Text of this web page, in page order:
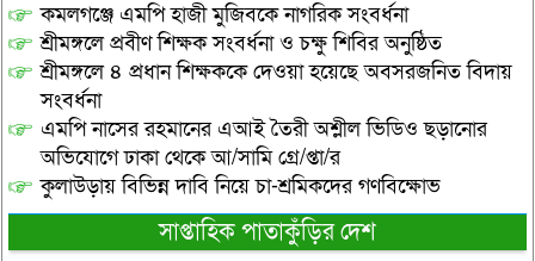
কমলগঞ্জে এমপি হাজী মুজিবকে নাগরিক সংবর্ধনা
শ্রীমঙ্গলে প্রবীণ শিক্ষক সংবর্ধনা ও চক্ষু শিবির অনুষ্ঠিত
শ্রীমঙ্গলে ৪ প্রধান শিক্ষককে দেওয়া হয়েছে অবসরজনিত বিদায়
সংবর্ধনা
এমপি নাসের রহমানের এআই তৈরী অশ্লীল ভিডিও ছড়ানোর
অভিযোগে ঢাকা থেকে আ/সামি গ্রে/প্তা/র
কুলাউড়ায় বিভিন্ন দাবি নিয়ে চা-শ্রমিকদের গণবিক্ষোভ
সাপ্তাহিক পাতাকুঁড়ির দেশ